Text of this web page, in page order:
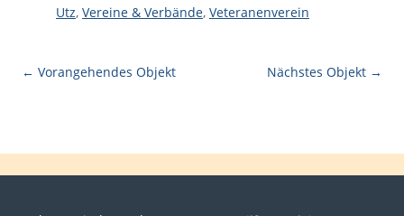
Utz, Vereine & Verbände, Veteranenverein
← Vorangehendes Objekt Nächstes Objekt →